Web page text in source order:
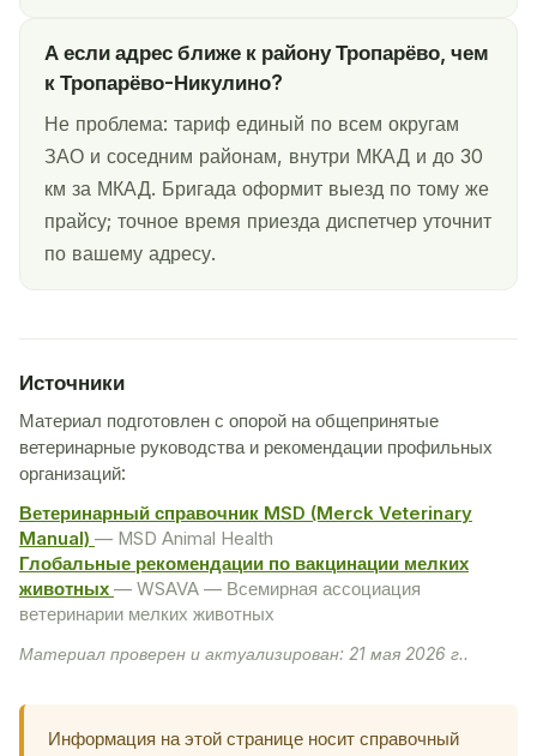
А если адрес ближе к району Тропарёво, чем
к Тропарёво-Никулино?
Не проблема: тариф единый по всем округам
ЗАО и соседним районам, внутри МКАД и до 30
км за МКАД. Бригада оформит выезд по тому же
прайсу; точное время приезда диспетчер уточнит
по вашему адресу.
Источники
Материал подготовлен с опорой на общепринятые
ветеринарные руководства и рекомендации профильных
организаций:
Ветеринарный справочник MSD (Merck Veterinary
Manual) — MSD Animal Health
Глобальные рекомендации по вакцинации мелких
животных — WSAVA — Всемирная ассоциация
ветеринарии мелких животных
Материал проверен и актуализирован: 21 мая 2026 г..
Информация на этой странице носит справочный